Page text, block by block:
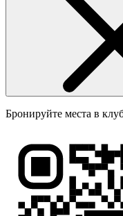
Бронируйте места в